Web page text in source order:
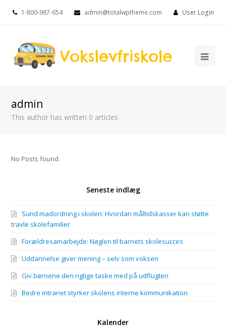
1-800-987-654 admin@totalwptheme.com User Login
admin
This author has written 0 articles
No Posts found.
Seneste indlæg
Sund madordning i skolen: Hvordan måltidskasser kan støtte
travle skolefamilier
Forældresamarbejde: Nøglen til barnets skolesucces
Uddannelse giver mening – selv som voksen
Giv børnene den rigtige taske med på udflugten
Bedre intranet styrker skolens interne kommunikation
Kalender